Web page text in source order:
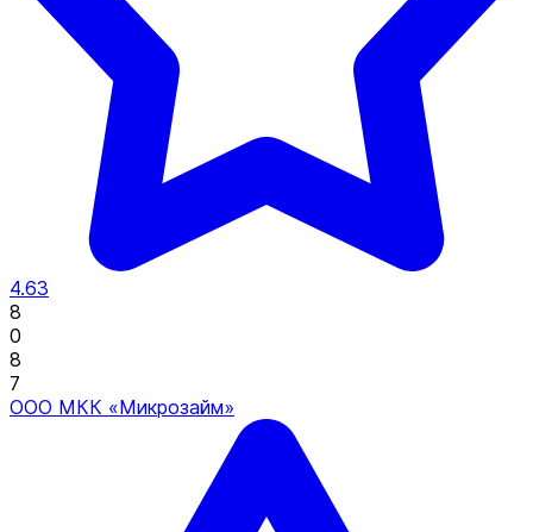
4.63
8
0
8
7
ООО МКК «Микрозайм»